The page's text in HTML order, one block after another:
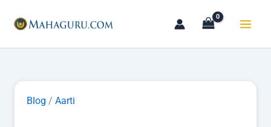
Blog / Aarti